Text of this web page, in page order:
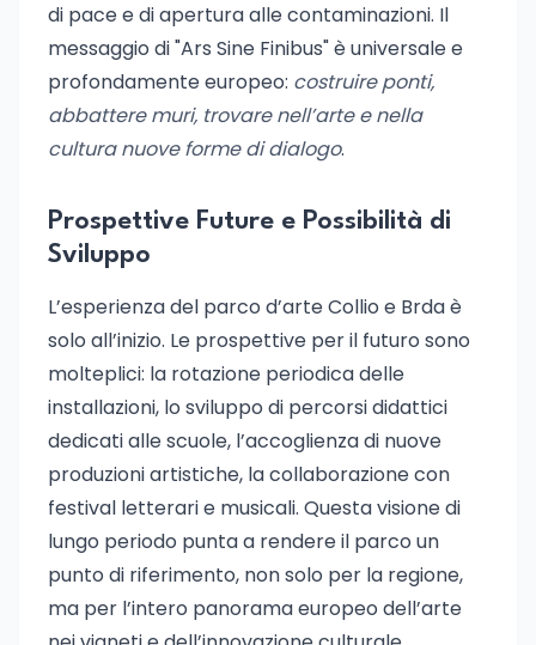
di pace e di apertura alle contaminazioni. Il
messaggio di "Ars Sine Finibus" è universale e
profondamente europeo: costruire ponti,
abbattere muri, trovare nell’arte e nella
cultura nuove forme di dialogo.
Prospettive Future e Possibilità di
Sviluppo
L’esperienza del parco d’arte Collio e Brda è
solo all’inizio. Le prospettive per il futuro sono
molteplici: la rotazione periodica delle
installazioni, lo sviluppo di percorsi didattici
dedicati alle scuole, l’accoglienza di nuove
produzioni artistiche, la collaborazione con
festival letterari e musicali. Questa visione di
lungo periodo punta a rendere il parco un
punto di riferimento, non solo per la regione,
ma per l’intero panorama europeo dell’arte